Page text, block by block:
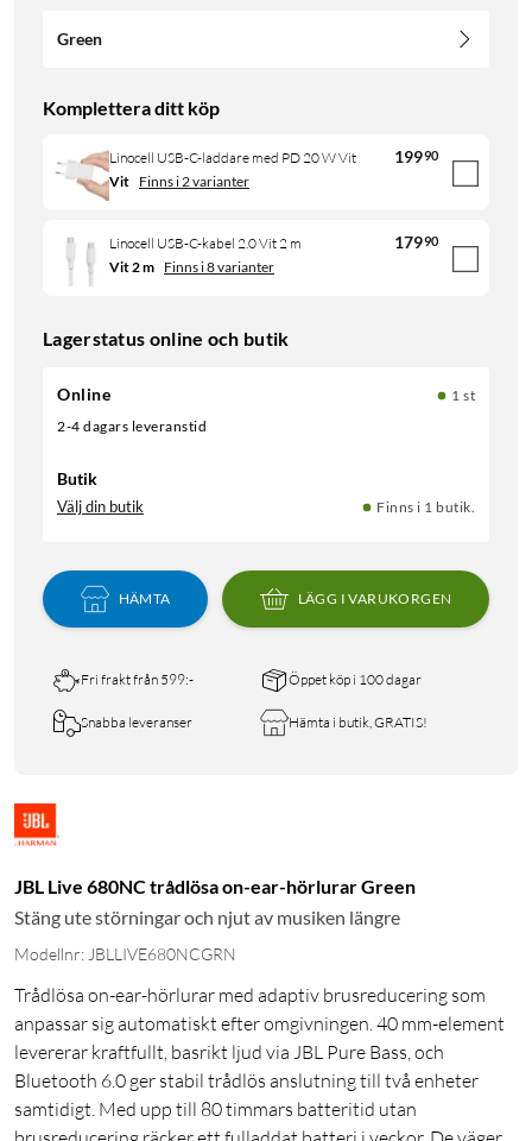
Green
Komplettera ditt köp
Linocell USB-C-laddare med PD 20 W Vit 19990
Vit Finns i 2 varianter
Linocell USB-C-kabel 2.0 Vit 2 m 17990
Vit 2 m Finns i 8 varianter
Lagerstatus online och butik
Online
1 st
2-4 dagars leveranstid
Butik
Välj din butik Finns i 1 butik.
HÄMTA LÄGG I VARUKORGEN
Fri frakt från 599:- Öppet köp i 100 dagar
Snabba leveranser Hämta i butik, GRATIS!
JBL Live 680NC trådlösa on-ear-hörlurar Green
Stäng ute störningar och njut av musiken längre
Modellnr: JBLLIVE680NCGRN
Trådlösa on-ear-hörlurar med adaptiv brusreducering som
anpassar sig automatiskt efter omgivningen. 40 mm-element
levererar kraftfullt, basrikt ljud via JBL Pure Bass, och
Bluetooth 6.0 ger stabil trådlös anslutning till två enheter
samtidigt. Med upp till 80 timmars batteritid utan